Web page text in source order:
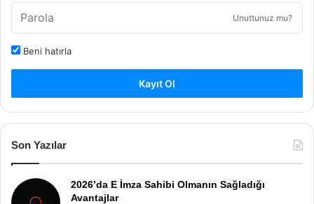
Unuttunuz mu?
Beni hatırla
Kayıt Ol
Son Yazılar
2026’da E İmza Sahibi Olmanın Sağladığı
Avantajlar